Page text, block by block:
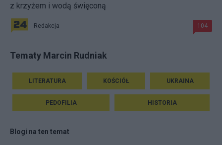
z krzyżem i wodą święconą
Redakcja 104
Tematy Marcin Rudniak
LITERATURA KOŚCIÓŁ UKRAINA
PEDOFILIA HISTORIA
Blogi na ten temat